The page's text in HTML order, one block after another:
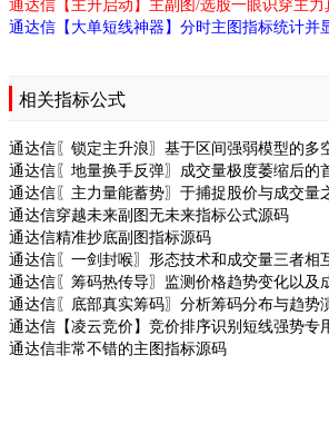
相关指标公式
通达信〖锁定主升浪〗基于区间强弱模型的多
通达信〖地量换手反弹〗成交量极度萎缩后的
通达信〖主力量能蓄势〗于捕捉股价与成交量
通达信穿越未来副图无未来指标公式源码
通达信精准抄底副图指标源码
通达信〖一剑封喉〗形态技术和成交量三者相
通达信〖筹码热传导〗监测价格趋势变化以及
通达信〖底部真实筹码〗分析筹码分布与趋势
通达信【凌云竞价】竞价排序识别短线强势专
通达信非常不错的主图指标源码